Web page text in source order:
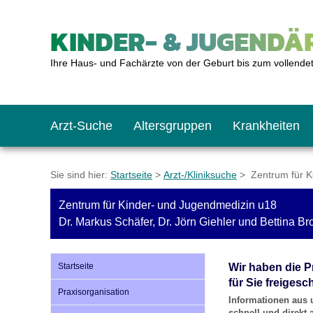
KINDER- &
Ihre Haus- und Fachärzte von der Geburt bis zum
Arzt-Suche Altersgruppen
Das erste Jahr
Kleinkinder
Schulkinder
Jugendliche
Krankheiten
Baby: U1 bis U6
Kleinkind: U7 bis
Schulkind: U10 bis
Teenager: J1 bis J2
Impfkalender
Impfen: Wann und
Was muss man
Impfreaktionen
Notrufnummern
Giftnotruf
Hausapotheke
Sofortmaßnahmen
Notdienste
Sozialpädiatrie
Gesundheitsämter
Link-Tipps
BMI-Rechner
Körpergrößen-
Blutdruckrechner
Wachstum-Rechner
Sie sind hier: Startseite > Arzt-/Kliniksuche > Zentrum für
Zentrum für Kinder- und Jugendmedizin u18
Dr. Markus Schäfer, Dr. Jörn Giehler und Bettina
Startseite
Praxisorganisation
Wir haben die
für Sie
Informationen aus